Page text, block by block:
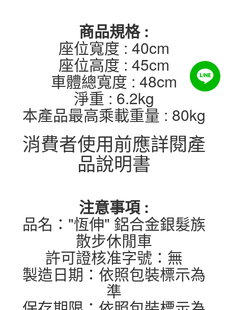
商品規格 :
座位寬度 : 40cm
座位高度 : 45cm
車體總寬度 : 48cm
淨重 : 6.2kg
本產品最高乘載重量 : 80kg
消費者使用前應詳閱產
品說明書
注意事項 :
品名："恆伸" 鋁合金銀髮族
散步休閒車
許可證核准字號：無
製造日期：依照包裝標示為
準